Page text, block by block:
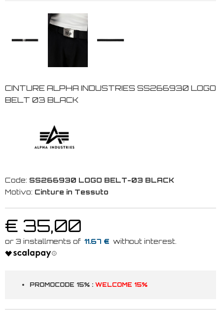
CINTURE ALPHA INDUSTRIES SS266930 LOGO
BELT 03 BLACK
Code: SS266930 LOGO BELT-03 BLACK
Motivo: Cinture in Tessuto
€ 35,00
11.67 €
PROMOCODE 15% : WELCOME 15%